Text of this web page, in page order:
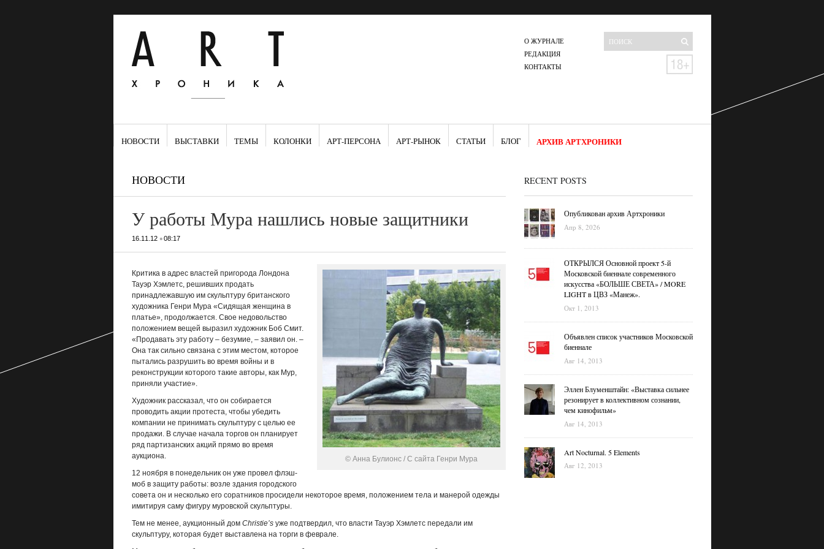
О ЖУРНАЛЕ
РЕДАКЦИЯ
КОНТАКТЫ
НОВОСТИ ВЫСТАВКИ ТЕМЫ КОЛОНКИ АРТ-ПЕРСОНА АРТ-РЫНОК СТАТЬИ БЛОГ АРХИВ АРТХРОНИКИ
НОВОСТИ
У работы Мура нашлись новые защитники
16.11.12•08:17
© Анна Булионс / С сайта Генри Мура
Критика в адрес властей пригорода Лондона
Тауэр Хэмлетс, решивших продать
принадлежавшую им скульптуру британского
художника Генри Мура «Сидящая женщина в
платье», продолжается. Свое недовольство
положением вещей выразил художник Боб Смит.
«Продавать эту работу – безумие, – заявил он. –
Она так сильно связана с этим местом, которое
пытались разрушить во время войны и в
реконструкции которого такие авторы, как Мур,
приняли участие».
Художник рассказал, что он собирается
проводить акции протеста, чтобы убедить
компании не принимать скульптуру с целью ее
продажи. В случае начала торгов он планирует
ряд партизанских акций прямо во время
аукциона.
12 ноября в понедельник он уже провел флэш-
моб в защиту работы: возле здания городского
совета он и несколько его соратников просидели некоторое время, положением тела и манерой одежды
имитируя саму фигуру муровской скульптуры.
Тем не менее, аукционный дом Christie’sуже подтвердил, что власти Тауэр Хэмлетс передали им
скульптуру, которая будет выставлена на торги в феврале.
RECENT POSTS
Опубликован архив Артхроники
Апр 8, 2026
ОТКРЫЛСЯ Основной проект 5-й
Московской биеннале современного
искусства «БОЛЬШЕ СВЕТА» / MORE
LIGHT в ЦВЗ «Манеж».
Окт 1, 2013
Объявлен список участников Московской
биеннале
Авг 14, 2013
Эллен Блуменштайн: «Выставка сильнее
резонирует в коллективном сознании,
чем кинофильм»
Авг 14, 2013
Art Nocturnal. 5 Elements
Авг 12, 2013